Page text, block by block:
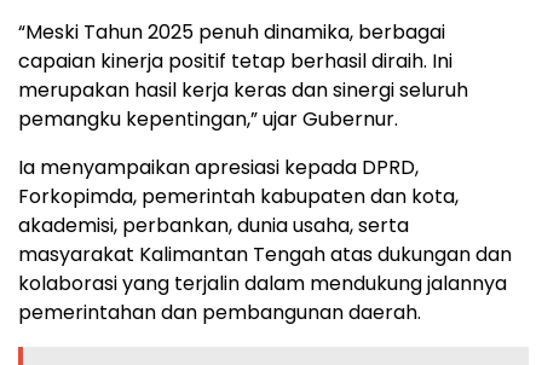
“Meski Tahun 2025 penuh dinamika, berbagai
capaian kinerja positif tetap berhasil diraih. Ini
merupakan hasil kerja keras dan sinergi seluruh
pemangku kepentingan,” ujar Gubernur.
Ia menyampaikan apresiasi kepada DPRD,
Forkopimda, pemerintah kabupaten dan kota,
akademisi, perbankan, dunia usaha, serta
masyarakat Kalimantan Tengah atas dukungan dan
kolaborasi yang terjalin dalam mendukung jalannya
pemerintahan dan pembangunan daerah.